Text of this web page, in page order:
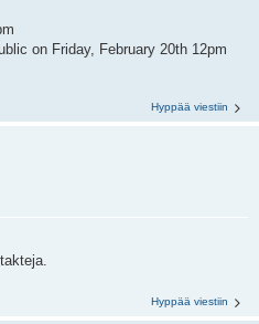
on Friday, February 20th 12pm
Hyppää viestiin
Hyppää viestiin